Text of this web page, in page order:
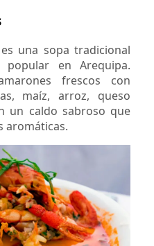
una sopa tradicional
popular en Arequipa.
frescos con
maíz, arroz, queso
un caldo sabroso que
aromáticas.